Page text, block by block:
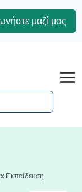
μαζί μας
Εκπαίδευση